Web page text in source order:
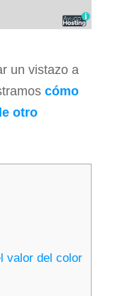
un vistazo a
cómo
otro
valor del color